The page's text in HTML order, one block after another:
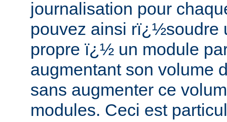
journalisation pour
pouvez ainsi rï¿½soudre
propre ï¿½ un module
augmentant son volume
sans augmenter ce
modules. Ceci est